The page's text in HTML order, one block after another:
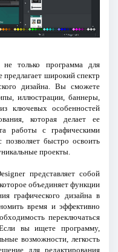
только программа для
широкий спектр
дизайна. Вы сможете
иллюстрации, баннеры,
ключевых особенностей
которая делает ее
работы с графическими
быстро освоить
проекты.
представляет собой
объединяет функции
графического дизайна в
время и эффективно
переключаться
вы ищете программу,
возможности, легкость
для редактирования